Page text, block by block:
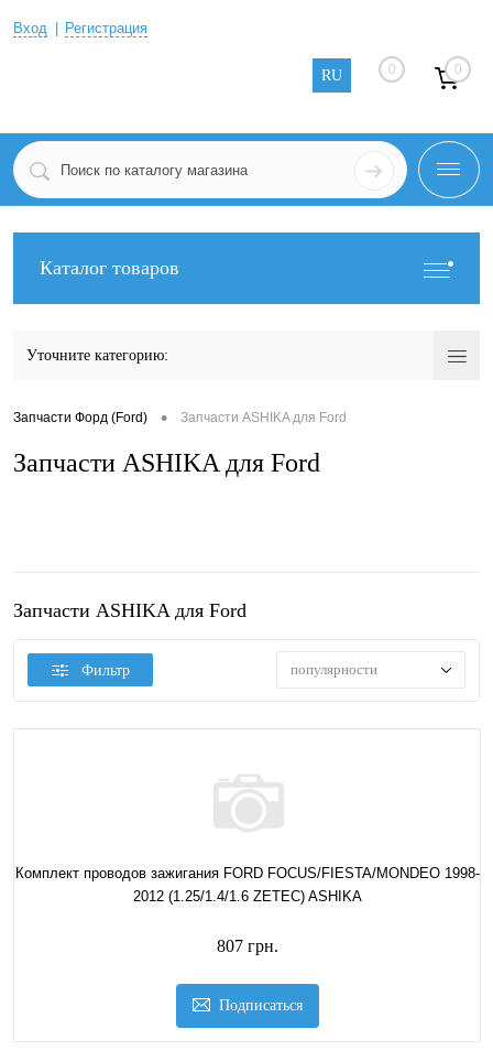
Вход Регистрация
RU 0 0
Каталог товаров
Уточните категорию:
Запчасти Форд (Ford) • Запчасти ASHIKA для Ford
Запчасти ASHIKA для Ford
Запчасти ASHIKA для Ford
Фильтр популярности
Комплект проводов зажигания FORD FOCUS/FIESTA/MONDEO 1998-
2012 (1.25/1.4/1.6 ZETEC) ASHIKA
807 грн.
Подписаться